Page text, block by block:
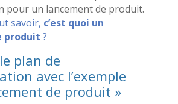
pour un lancement de produit.
savoir, c’est quoi un
produit ?
plan de
avec l’exemple
de produit »